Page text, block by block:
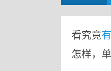
看究竟
怎样，